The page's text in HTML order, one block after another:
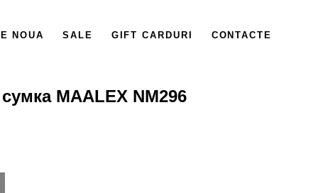
NOUA SALE GIFT CARDURI CONTACTE
MAALEX NM296